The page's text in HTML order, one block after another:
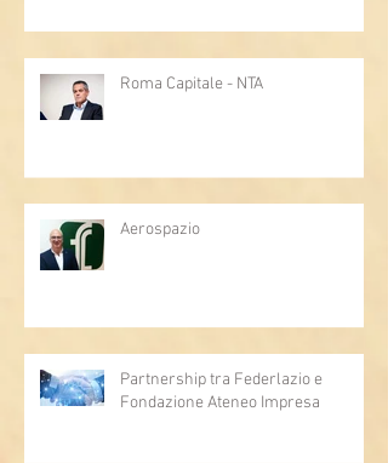
Roma Capitale - NTA
Aerospazio
Partnership tra Federlazio e
Fondazione Ateneo Impresa